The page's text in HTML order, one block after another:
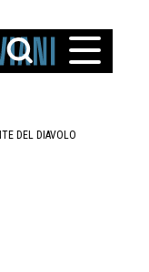
DEL DIAVOLO